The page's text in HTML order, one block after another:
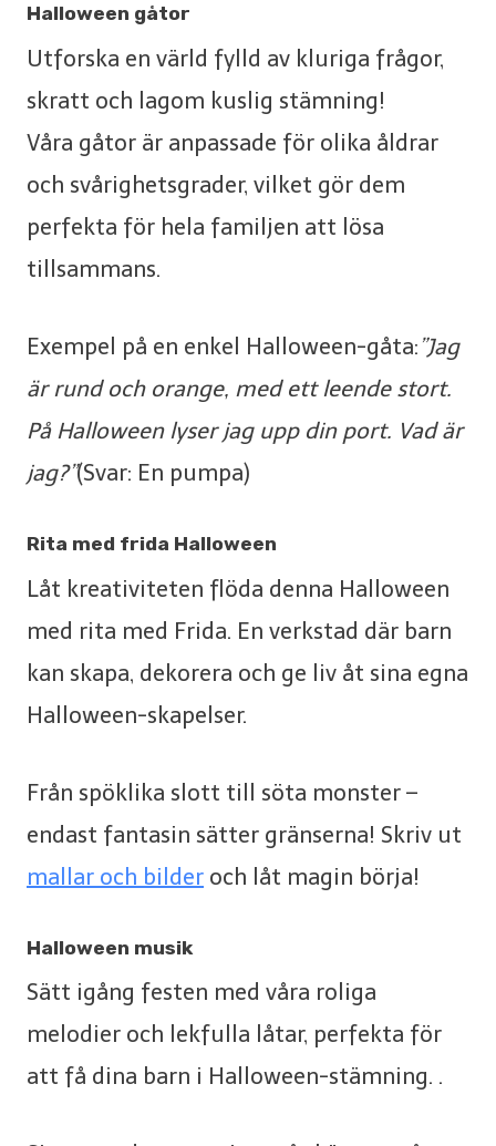
Halloween gåtor
Utforska en värld fylld av kluriga frågor,
skratt och lagom kuslig stämning!
Våra gåtor är anpassade för olika åldrar
och svårighetsgrader, vilket gör dem
perfekta för hela familjen att lösa
tillsammans.
Exempel på en enkel Halloween-gåta: ”Jag
är rund och orange, med ett leende stort.
På Halloween lyser jag upp din port. Vad är
jag?”(Svar: En pumpa)
Rita med frida Halloween
Låt kreativiteten flöda denna Halloween
med rita med Frida. En verkstad där barn
kan skapa, dekorera och ge liv åt sina egna
Halloween-skapelser.
Från spöklika slott till söta monster –
endast fantasin sätter gränserna! Skriv ut
mallar och bilder och låt magin börja!
Halloween musik
Sätt igång festen med våra roliga
melodier och lekfulla låtar, perfekta för
att få dina barn i Halloween-stämning. .